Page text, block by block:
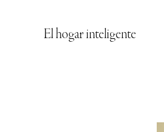
El hogar inteligente